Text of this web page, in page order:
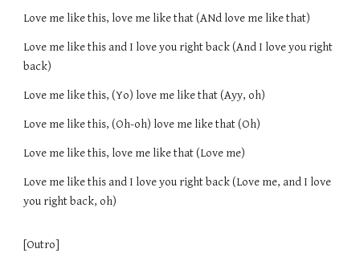
Love me like this, love me like that (ANd love me like that)
Love me like this and I love you right back (And I love you right
back)
Love me like this, (Yo) love me like that (Ayy, oh)
Love me like this, (Oh-oh) love me like that (Oh)
Love me like this, love me like that (Love me)
Love me like this and I love you right back (Love me, and I love
you right back, oh)
[Outro]